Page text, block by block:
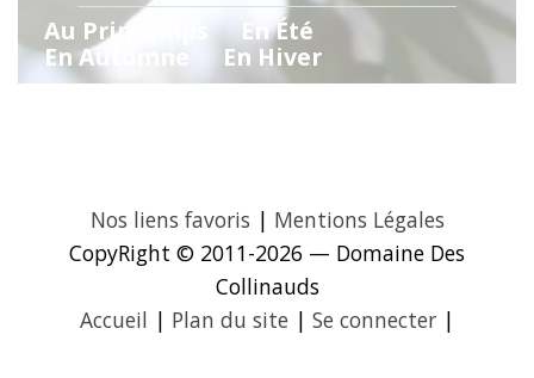
Au Printemps
En Été
En Automne
En Hiver
Nos liens favoris | Mentions Légales
CopyRight © 2011-2026 — Domaine Des
Collinauds
Accueil | Plan du site | Se connecter |